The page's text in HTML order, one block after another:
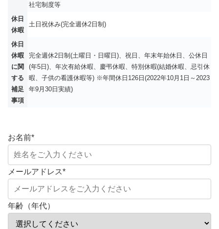
社宅制度等
休日
休暇
土日祝休み(完全週休2日制)
休日
休暇
に関
する
補足
事項
完全週休2日制(土曜日・日曜日)、祝日、年末年始休日、公休日
(年5日)、年次有給休暇、慶弔休暇、特別休暇(結婚休暇、忌引休
暇、子供の看護休暇等) ※年間休日126日(2022年10月1日～2023
年9月30日実績)
お名前*
メールアドレス*
年齢（年代）